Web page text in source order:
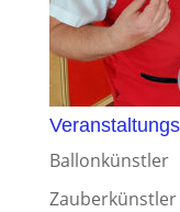
Ballonkünstler
Zauberkünstler